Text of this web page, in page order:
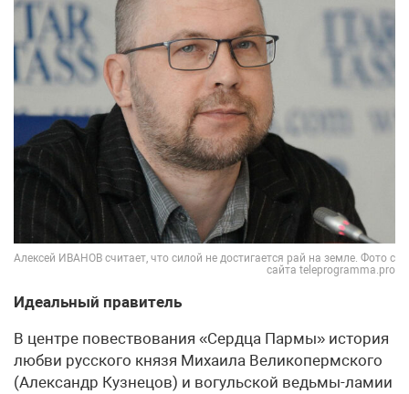
Алексей ИВАНОВ считает, что силой не достигается рай на земле. Фото с
сайта teleprogramma.pro
Идеальный правитель
В центре повествования «Сердца Пармы» история
любви русского князя Михаила Великопермского
(Александр Кузнецов) и вогульской ведьмы-ламии